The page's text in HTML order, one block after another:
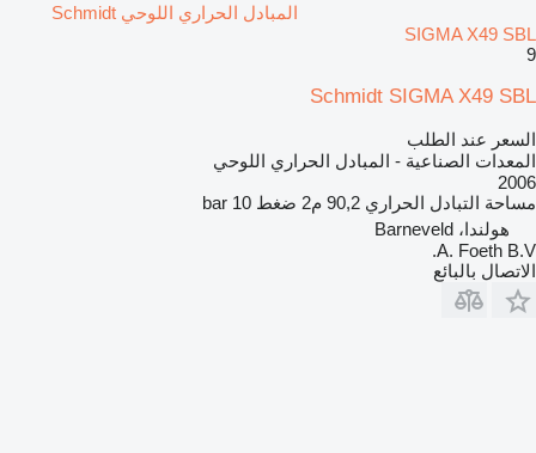
المبادل الحراري اللوحي Schmidt
SIGMA X49 SBL
9
Schmidt SIGMA X49 SBL
السعر عند الطلب
المعدات الصناعية - المبادل الحراري اللوحي
2006
مساحة التبادل الحراري 90,2 م2 ضغط 10 bar
هولندا، Barneveld
A. Foeth B.V.
الاتصال بالبائع